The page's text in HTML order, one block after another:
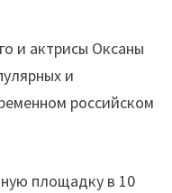
и актрисы Оксаны
и
российском
площадку в 10